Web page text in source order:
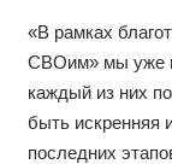
«В рамках
СВОим» мы уже
каждый из них
быть искренняя
последних